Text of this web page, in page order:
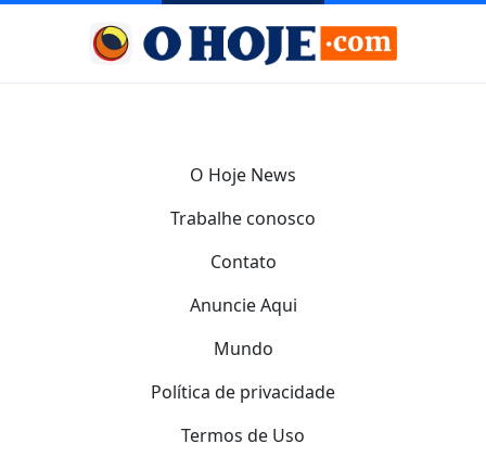
O Hoje News
Trabalhe conosco
Contato
Anuncie Aqui
Mundo
Política de privacidade
Termos de Uso